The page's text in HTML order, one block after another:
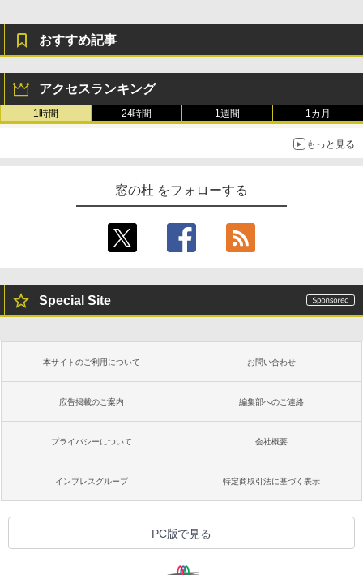
￥1,600
ト): Java & Bedrock Edition | オンライ
ンコード版
￥3,600
￥1,600
￥31,980
New Amazon Kindle Scribe Colorsoft |
11インチカラーディスプレイ、64GBスト
レージ、ノート機能搭載、明るさ自動調
￥115,980
おすすめ記事
アクセスランキング
1時間 24時間 1週間 1カ月
もっと見る
窓の杜 をフォローする
Special Site
本サイトのご利用について お問い合わせ
広告掲載のご案内 編集部へのご連絡
プライバシーについて 会社概要
インプレスグループ 特定商取引法に基づく表示
PC版で見る